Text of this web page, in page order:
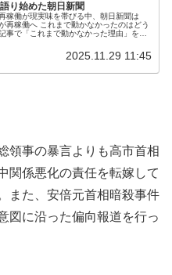
り始めた朝日新聞
稼働が現実味を帯びる中、朝日新聞は
再稼働へ これまで動かなかったのはどう
事で「これまで動かなかった理由」を
問題を並べる一方、...2025.11.29 11:45
領事の暴言よりも高市首相
関係悪化の責任を転嫁して
また、安倍元首相暗殺事件
図に沿った偏向報道を行っ